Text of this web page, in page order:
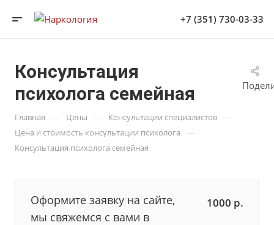
+7 (351) 730-03-33
Консультация
психолога семейная
Главная — Цены — Консультации специалистов —
Цена и стоимость консультации психолога —
Консультация психолога семейная
Оформите заявку на сайте,
мы свяжемся с вами в
1000 р.